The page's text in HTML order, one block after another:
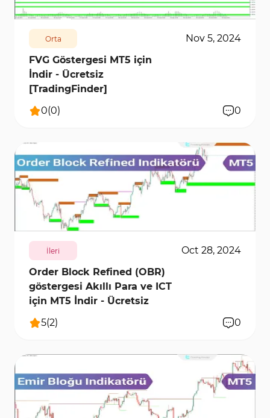
Orta
Nov 5, 2024
FVG Göstergesi MT5 için
İndir - Ücretsiz
[TradingFinder]
0(0) 0
4677 9644 0
İleri
Oct 28, 2024
Order Block Refined (OBR)
göstergesi Akıllı Para ve ICT
için MT5 İndir - Ücretsiz
5(2) 0